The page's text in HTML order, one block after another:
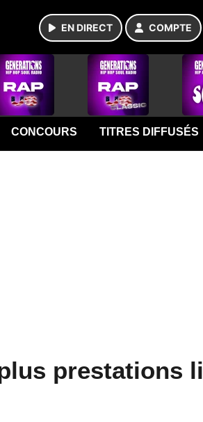
EN DIRECT COMPTE
CONCOURS TITRES DIFFUSÉS
prestations